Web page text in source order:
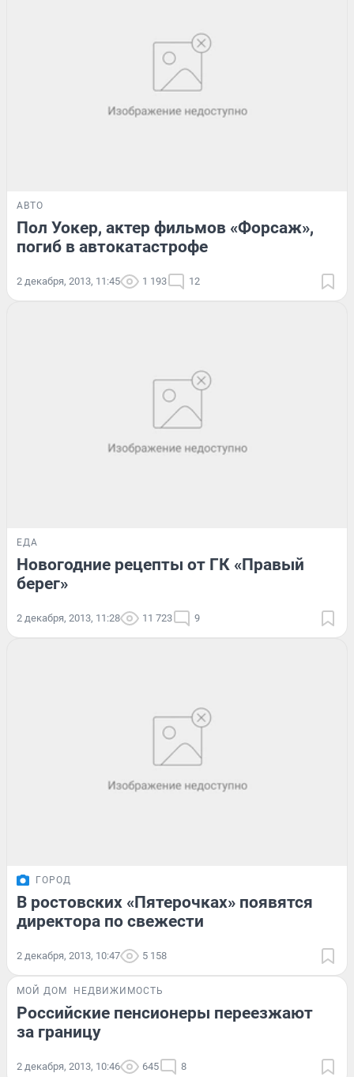
АВТО
Пол Уокер, актер фильмов «Форсаж»,
погиб в автокатастрофе
2 декабря, 2013, 11:45 1 193 12
ЕДА
Новогодние рецепты от ГК «Правый
берег»
2 декабря, 2013, 11:28 11 723 9
ГОРОД
В ростовских «Пятерочках» появятся
директора по свежести
2 декабря, 2013, 10:47 5 158
МОЙ ДОМ НЕДВИЖИМОСТЬ
Российские пенсионеры переезжают
за границу
2 декабря, 2013, 10:46 645 8